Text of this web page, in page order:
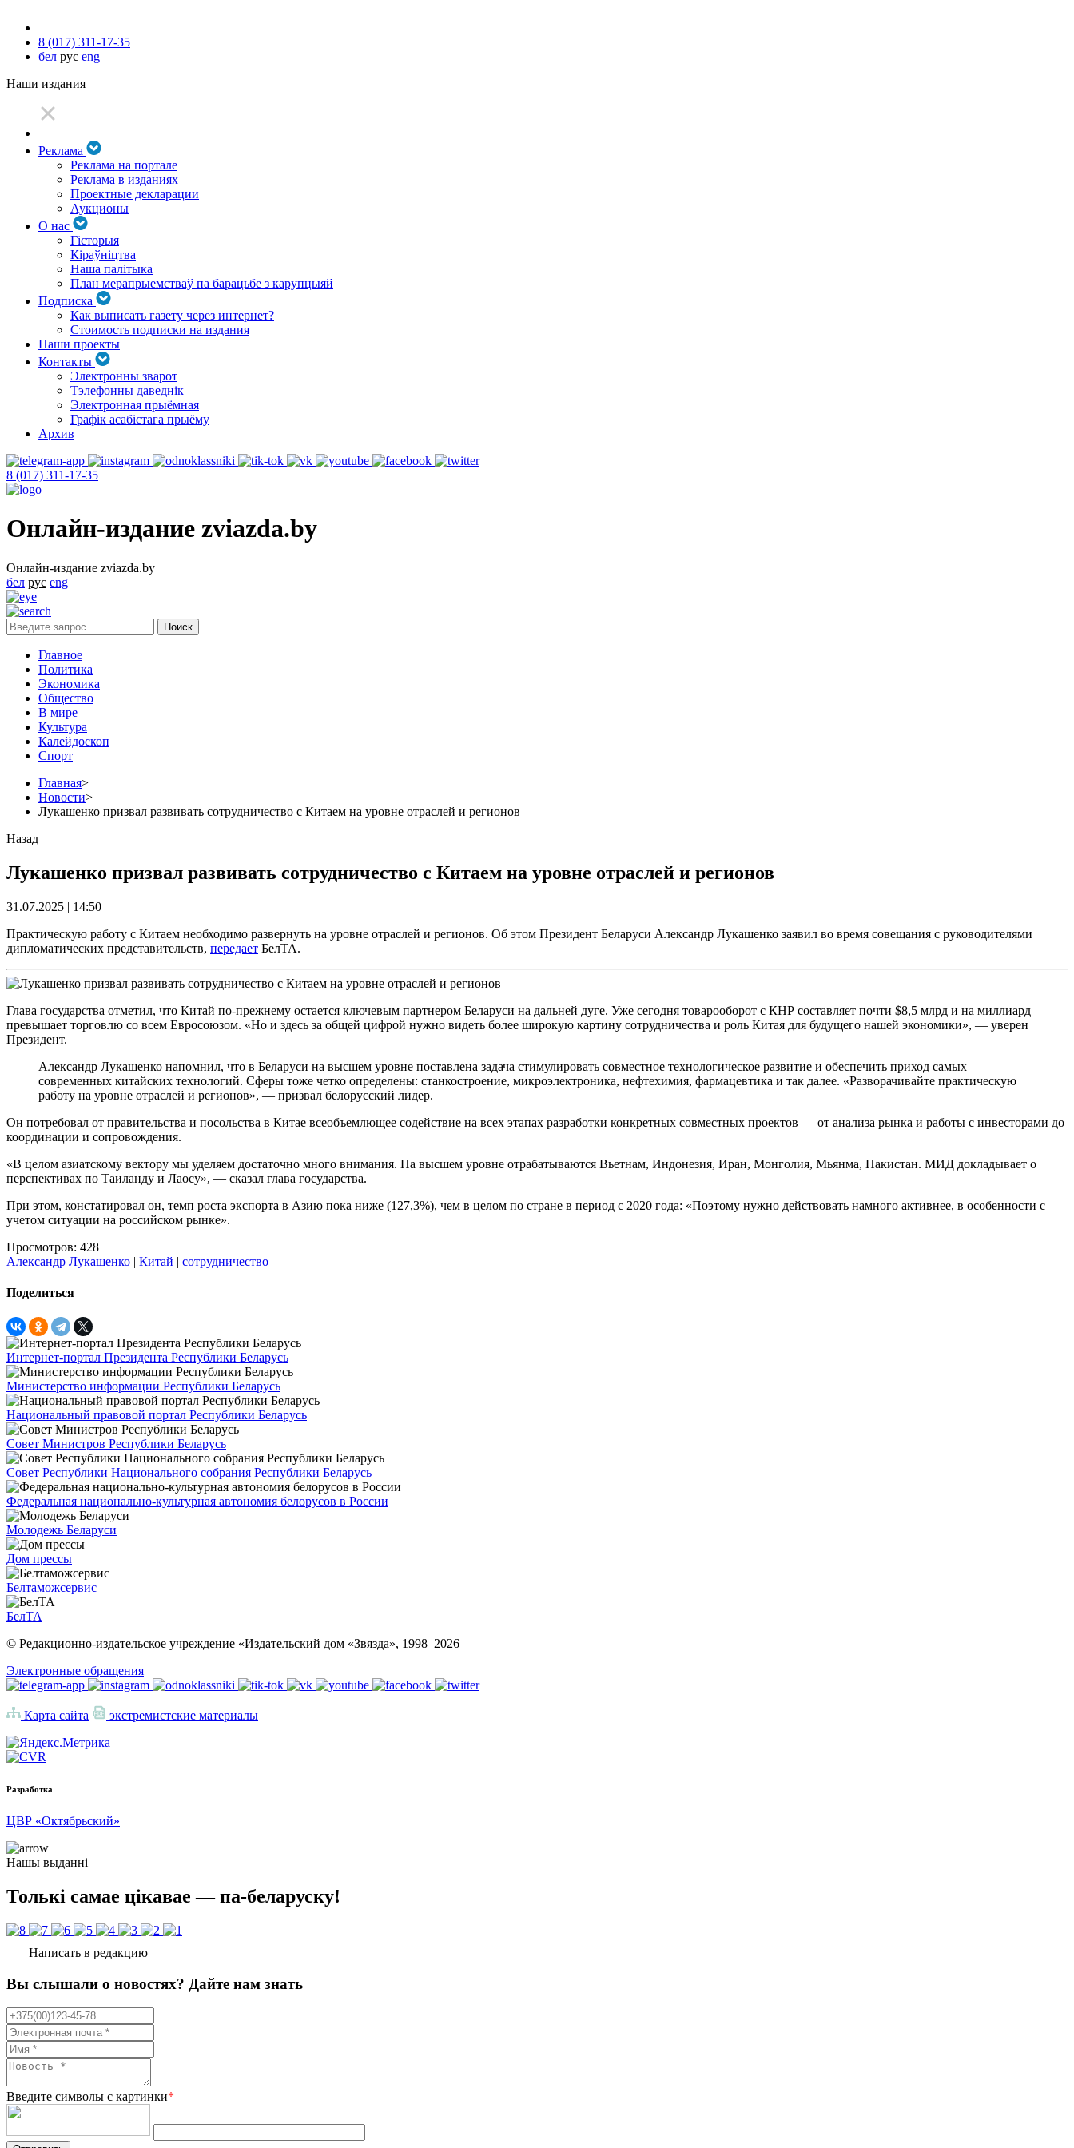
8 (017) 311-17-35
бел рус eng
Наши издания
Реклама
Реклама на портале
Реклама в изданиях
Проектные декларации
Аукционы
О нас
Гісторыя
Кіраўніцтва
Наша палітыка
План мерапрыемстваў па барацьбе з карупцыяй
Подписка
Как выписать газету через интернет?
Стоимость подписки на издания
Наши проекты
Контакты
Электронны зварот
Тэлефонны даведнік
Электронная прыёмная
Графік асабістага прыёму
Архив
8 (017) 311-17-35
Онлайн-издание zviazda.by
Онлайн-издание zviazda.by
бел рус eng
Главное
Политика
Экономика
Общество
В мире
Культура
Калейдоскоп
Спорт
Главная>
Новости>
Лукашенко призвал развивать сотрудничество с Китаем на уровне отраслей и регионов
Назад
Лукашенко призвал развивать сотрудничество с Китаем на уровне отраслей и регионов
31.07.2025 | 14:50
Практическую работу с Китаем необходимо развернуть на уровне отраслей и регионов. Об этом Президент Беларуси Александр Лукашенко заявил во время совещания с руководителями
дипломатических представительств, передает БелТА.
Глава государства отметил, что Китай по-прежнему остается ключевым партнером Беларуси на дальней дуге. Уже сегодня товарооборот с КНР составляет почти $8,5 млрд и на миллиард
превышает торговлю со всем Евросоюзом. «Но и здесь за общей цифрой нужно видеть более широкую картину сотрудничества и роль Китая для будущего нашей экономики», — уверен
Президент.
Александр Лукашенко напомнил, что в Беларуси на высшем уровне поставлена задача стимулировать совместное технологическое развитие и обеспечить приход самых
современных китайских технологий. Сферы тоже четко определены: станкостроение, микроэлектроника, нефтехимия, фармацевтика и так далее. «Разворачивайте практическую
работу на уровне отраслей и регионов», — призвал белорусский лидер.
Он потребовал от правительства и посольства в Китае всеобъемлющее содействие на всех этапах разработки конкретных совместных проектов — от анализа рынка и работы с инвесторами до
координации и сопровождения.
«В целом азиатскому вектору мы уделяем достаточно много внимания. На высшем уровне отрабатываются Вьетнам, Индонезия, Иран, Монголия, Мьянма, Пакистан. МИД докладывает о
перспективах по Таиланду и Лаосу», — сказал глава государства.
При этом, констатировал он, темп роста экспорта в Азию пока ниже (127,3%), чем в целом по стране в период с 2020 года: «Поэтому нужно действовать намного активнее, в особенности с
учетом ситуации на российском рынке».
Просмотров: 428
Александр Лукашенко | Китай | сотрудничество
Поделиться
Интернет-портал Президента Республики Беларусь
Министерство информации Республики Беларусь
Национальный правовой портал Республики Беларусь
Совет Министров Республики Беларусь
Совет Республики Национального собрания Республики Беларусь
Федеральная национально-культурная автономия белорусов в России
Молодежь Беларуси
Дом прессы
Белтаможсервис
БелТА
© Редакционно-издательское учреждение «Издательский дом «Звязда», 1998–2026
Электронные обращения
Карта сайта экстремистские материалы
Разработка
ЦВР «Октябрьский»
Нашы выданні
Толькі самае цікавае — па-беларуску!
Написать в редакцию
Вы слышали о новостях? Дайте нам знать
Введите символы с картинки*